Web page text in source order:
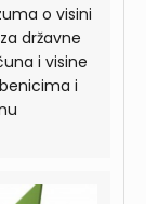
o visini
državne
i visine
i